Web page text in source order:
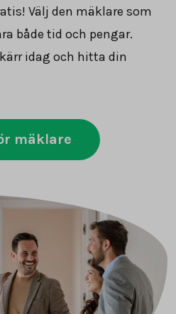
Välj den mäklare som
både tid och pengar.
idag och hitta din
mäklare